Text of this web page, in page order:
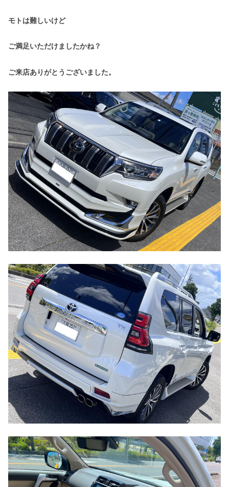
モトは難しいけど
ご満足いただけましたかね？
ご来店ありがとうございました。